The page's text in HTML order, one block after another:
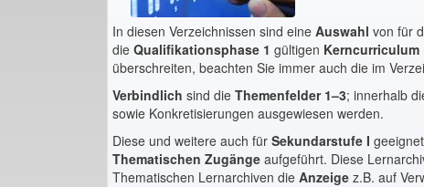
In diesen Verzeichnissen sind eine Auswahl von für
die Qualifikationsphase 1 gültigen Kerncurriculum
überschreiten, beachten Sie immer auch die im
Verbindlich sind die Themenfelder 1–3; innerhalb
sowie Konkretisierungen ausgewiesen werden.
Diese und weitere auch für Sekundarstufe I
Thematischen Zugänge aufgeführt. Diese
Thematischen Lernarchiven die Anzeige z.B. auf